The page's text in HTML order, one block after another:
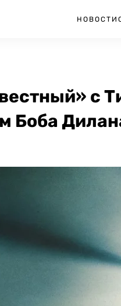
НОВОСТИ
с
Боба